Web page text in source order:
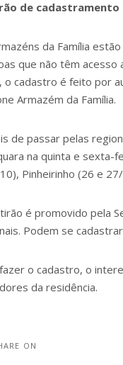
de cadastramento
da Família
que não têm
o cadastro é feito por
Armazém da Família.
de passar pelas
na quinta e sexta-
Pinheirinho (26 e
é promovido pela
Podem se
o cadastro, o
da residência.
ON